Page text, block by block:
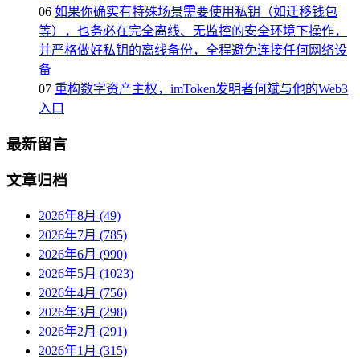
06 如果你确实有特殊场景需要使用私钥（如迁移钱包
等），也务必在完全离线、无监控的安全环境下操作，
并严格做好私钥的离线备份，全程避免连接任何网络设
备
07 重构数字资产主权，imToken发明者何斌与他的Web3
入口
最新留言
文章归档
2026年8月 (49)
2026年7月 (785)
2026年6月 (990)
2026年5月 (1023)
2026年4月 (756)
2026年3月 (298)
2026年2月 (291)
2026年1月 (315)